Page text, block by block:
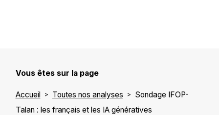
Vous êtes sur la page
Accueil Toutes nos analyses
Sondage IFOP-
Talan : les français et les IA génératives